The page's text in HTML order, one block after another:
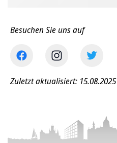
Besuchen Sie uns auf
Zuletzt aktualisiert: 15.08.2025